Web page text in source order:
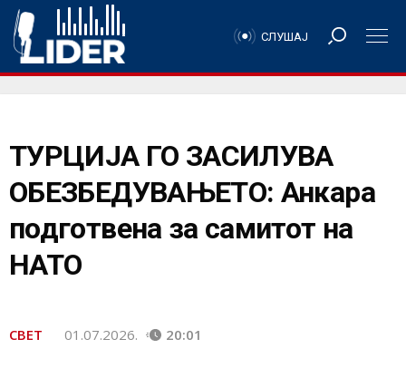
СЛУШАЈ
ТУРЦИЈА ГО ЗАСИЛУВА
ОБЕЗБЕДУВАЊЕТО: Анкара
подготвена за самитот на
НАТО
СВЕТ 01.07.2026. 20:01